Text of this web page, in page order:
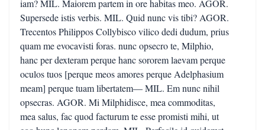
iam? MIL. Maiorem partem in ore habitas meo. AGOR.
Supersede istis verbis. MIL. Quid nunc vis tibi? AGOR.
Trecentos Philippos Collybisco vilico dedi dudum, prius
quam me evocavisti foras. nunc opsecro te, Milphio,
hanc per dexteram perque hanc sororem laevam perque
oculos tuos [perque meos amores perque Adelphasium
meam] perque tuam libertatem— MIL. Em nunc nihil
opsecras. AGOR. Mi Milphidisce, mea commoditas,
mea salus, fac quod facturum te esse promisti mihi, ut